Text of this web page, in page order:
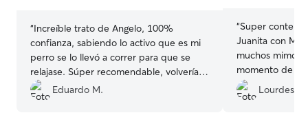
“Increíble trato de Angelo, 100%
confianza, sabiendo lo activo que es mi
perro se lo llevó a correr para que se
relajase. Súper recomendable, volvería a
repetir!!”
Eduardo M.
“Super
Juanita con
muchos
momento de
vuelto super
Lourdes P.